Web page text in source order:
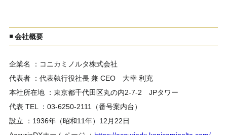
◾️ 会社概要
企業名 ：コニカミノルタ株式会社
代表者 ：代表執行役社長 兼 CEO 大幸 利充
本社所在地 ：東京都千代田区丸の内2-7-2 JPタワー
代表 TEL ：03-6250-2111（番号案内台）
設立 ：1936年（昭和11年）12月22日